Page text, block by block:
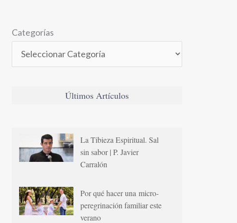
Categorías
Últimos Artículos
La Tibieza Espiritual. Sal
sin sabor | P. Javier
Carralón
Por qué hacer una micro-
peregrinación familiar este
verano